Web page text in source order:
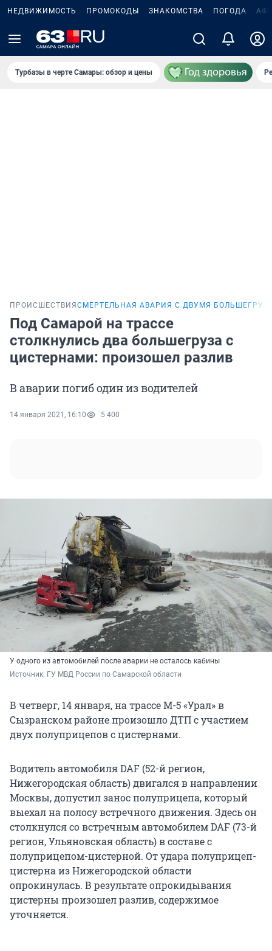
НЕДВИЖИМОСТЬ ПРОМОКОДЫ ЗНАКОМСТВА ПОГОДА
Турбазы в черте Самары: обзор и цены
ПРОИСШЕСТВИЯ СМЕРТЕЛЬНАЯ АВАРИЯ С ДВУМЯ
Под Самарой на трассе
столкнулись два большегруза с
цистернами: произошел разлив
В аварии погиб один из водителей
14 января 2021, 16:10 5 400
У одного из автомобилей после аварии не осталось кабины
Источник: ГУ МВД России по Самарской области
В четверг, 14 января, на трассе М-5 «Урал» в
Сызранском районе произошло ДТП с участием
двух полуприцепов с цистернами.
Водитель автомобиля DAF (52-й регион,
Нижегородская область) двигался в направлении
Москвы, допустил занос полуприцепа, который
выехал на полосу встречного движения. Здесь он
столкнулся со встречным автомобилем DAF (73-й
регион, Ульяновская область) в составе с
полуприцепом-цистерной. От удара полуприцеп-
цистерна из Нижегородской области
опрокинулась. В результате опрокидывания
цистерны произошел разлив, содержимое
уточняется.